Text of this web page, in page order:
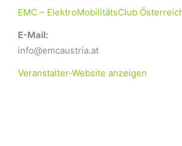
EMC – ElektroMobilitätsClub
E-Mail:
info@emcaustria.at
Veranstalter-Website anzeigen